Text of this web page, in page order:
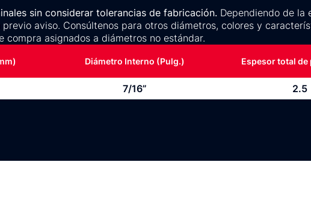
sin considerar tolerancias de fabricación. Dependiendo de la
aviso. Consúltenos para otros diámetros, colores y
asignados a diámetros no estándar.
Diámetro Interno (Pulg.) Espesor total de
7/16” 2.5